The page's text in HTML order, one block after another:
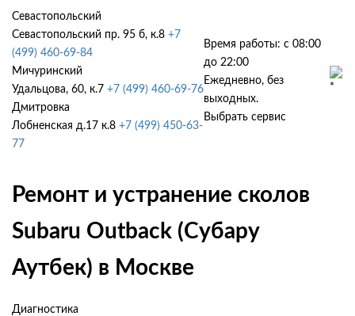
Севастопольский
Севастопольский пр. 95 б, к.8 +7
(499) 460-69-84
Мичуринский
Удальцова, 60, к.7 +7 (499) 460-69-76
Дмитровка
Лобненская д.17 к.8 +7 (499) 450-63-
77
Время работы: с 08:00
до 22:00
Ежедневно, без
выходных.
Выбрать сервис
Ремонт и устранение сколов
Subaru Outback (Субару
Аутбек) в Москве
Диагностика